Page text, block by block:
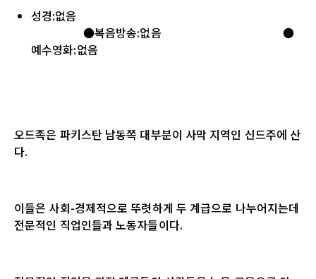
성경:없음
●복음방송:없음 ●
예수영화:없음
오드족은 파키스탄 남동쪽 대부분이 사막 지역인 신드주에 산
다.
이들은 사회-경제적으로 뚜렷하게 두 계급으로 나누어지는데
전문적인 직업인들과 노동자들이다.